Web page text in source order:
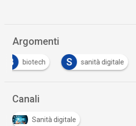
Argomenti
B
biotech S sanità digitale
Canali
Sanità digitale